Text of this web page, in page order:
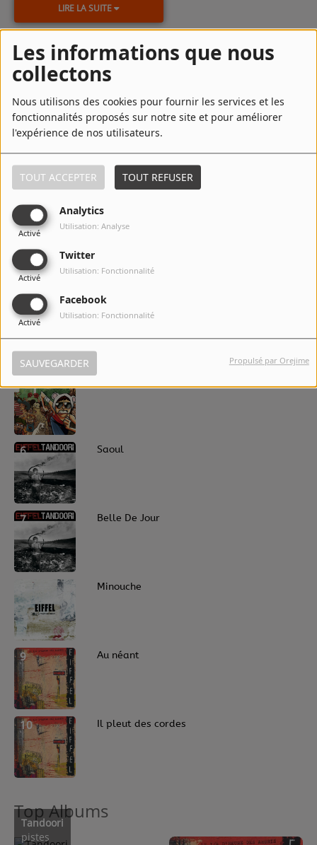
Les informations que nous
collectons
Nous utilisons des cookies pour fournir les services et les
fonctionnalités proposés sur notre site et pour améliorer
l'expérience de nos utilisateurs.
TOUT ACCEPTER TOUT REFUSER
Analytics
Activé
Utilisation: Analyse
Twitter
Activé
Utilisation: Fonctionnalité
Facebook
Activé
Utilisation: Fonctionnalité
SAUVEGARDER Propulsé par Orejime
LIRE LA SUITE
Top Titres
1 A tout moment la rue
2 Tu vois loin
4 Ma part d'ombre
6 Saoul
7 Belle De Jour
Minouche
9 Au néant
10 Il pleut des cordes
Top Albums
Tandoori
pistes